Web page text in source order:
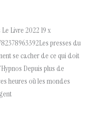
Livre 2022 19 x
presses du
se cacher de ce qui doit
Depuis plus de
heures où les mondes